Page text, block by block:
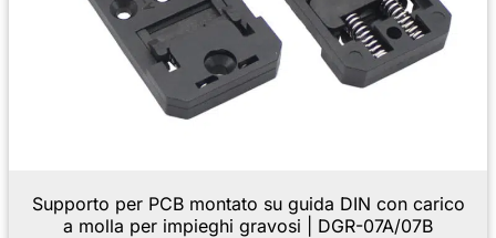
Supporto per PCB montato su guida DIN con carico
a molla per impieghi gravosi | DGR-07A/07B